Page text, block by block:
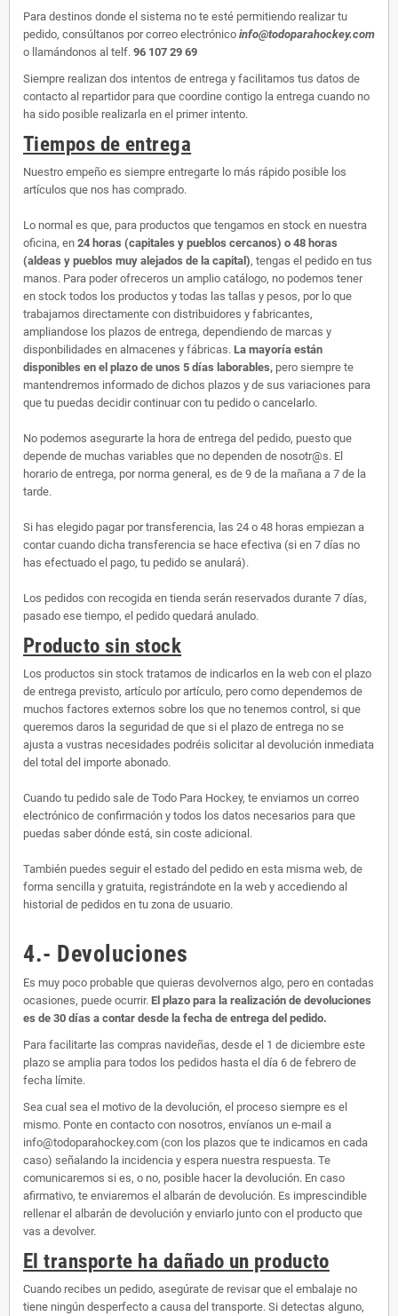
Para destinos donde el sistema no te esté permitiendo realizar tu
pedido, consúltanos por correo electrónico info@todoparahockey.com
o llamándonos al telf. 96 107 29 69
Siempre realizan dos intentos de entrega y facilitamos tus datos de
contacto al repartidor para que coordine contigo la entrega cuando no
ha sido posible realizarla en el primer intento.
Tiempos de entrega
Nuestro empeño es siempre entregarte lo más rápido posible los
artículos que nos has comprado.
Lo normal es que, para productos que tengamos en stock en nuestra
oficina, en 24 horas (capitales y pueblos cercanos) o 48 horas
(aldeas y pueblos muy alejados de la capital), tengas el pedido en tus
manos. Para poder ofreceros un amplio catálogo, no podemos tener
en stock todos los productos y todas las tallas y pesos, por lo que
trabajamos directamente con distribuidores y fabricantes,
ampliandose los plazos de entrega, dependiendo de marcas y
disponbilidades en almacenes y fábricas. La mayoría están
disponibles en el plazo de unos 5 días laborables, pero siempre te
mantendremos informado de dichos plazos y de sus variaciones para
que tu puedas decidir continuar con tu pedido o cancelarlo.
No podemos asegurarte la hora de entrega del pedido, puesto que
depende de muchas variables que no dependen de nosotr@s. El
horario de entrega, por norma general, es de 9 de la mañana a 7 de la
tarde.
Si has elegido pagar por transferencia, las 24 o 48 horas empiezan a
contar cuando dicha transferencia se hace efectiva (si en 7 días no
has efectuado el pago, tu pedido se anulará).
Los pedidos con recogida en tienda serán reservados durante 7 días,
pasado ese tiempo, el pedido quedará anulado.
Producto sin stock
Los productos sin stock tratamos de indicarlos en la web con el plazo
de entrega previsto, artículo por artículo, pero como dependemos de
muchos factores externos sobre los que no tenemos control, si que
queremos daros la seguridad de que si el plazo de entrega no se
ajusta a vustras necesidades podréis solicitar al devolución inmediata
del total del importe abonado.
Cuando tu pedido sale de Todo Para Hockey, te enviamos un correo
electrónico de confirmación y todos los datos necesarios para que
puedas saber dónde está, sin coste adicional.
También puedes seguir el estado del pedido en esta misma web, de
forma sencilla y gratuita, registrándote en la web y accediendo al
historial de pedidos en tu zona de usuario.
4.- Devoluciones
Es muy poco probable que quieras devolvernos algo, pero en contadas
ocasiones, puede ocurrir. El plazo para la realización de devoluciones
es de 30 días a contar desde la fecha de entrega del pedido.
Para facilitarte las compras navideñas, desde el 1 de diciembre este
plazo se amplia para todos los pedidos hasta el día 6 de febrero de
fecha límite.
Sea cual sea el motivo de la devolución, el proceso siempre es el
mismo. Ponte en contacto con nosotros, envíanos un e-mail a
info@todoparahockey.com (con los plazos que te indicamos en cada
caso) señalando la incidencia y espera nuestra respuesta. Te
comunicaremos si es, o no, posible hacer la devolución. En caso
afirmativo, te enviaremos el albarán de devolución. Es imprescindible
rellenar el albarán de devolución y enviarlo junto con el producto que
vas a devolver.
El transporte ha dañado un producto
Cuando recibes un pedido, asegúrate de revisar que el embalaje no
tiene ningún desperfecto a causa del transporte. Si detectas alguno,